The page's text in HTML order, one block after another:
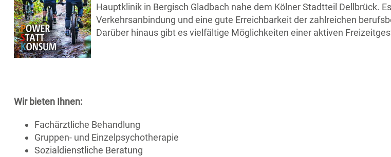
Hauptklinik in Bergisch Gladbach nahe dem Kölner Stadtteil Dellbrück.
Verkehrsanbindung und eine gute Erreichbarkeit der zahlreichen
Darüber hinaus gibt es vielfältige Möglichkeiten einer aktiven
Wir bieten Ihnen:
Fachärztliche Behandlung
Gruppen- und Einzelpsychotherapie
Sozialdienstliche Beratung